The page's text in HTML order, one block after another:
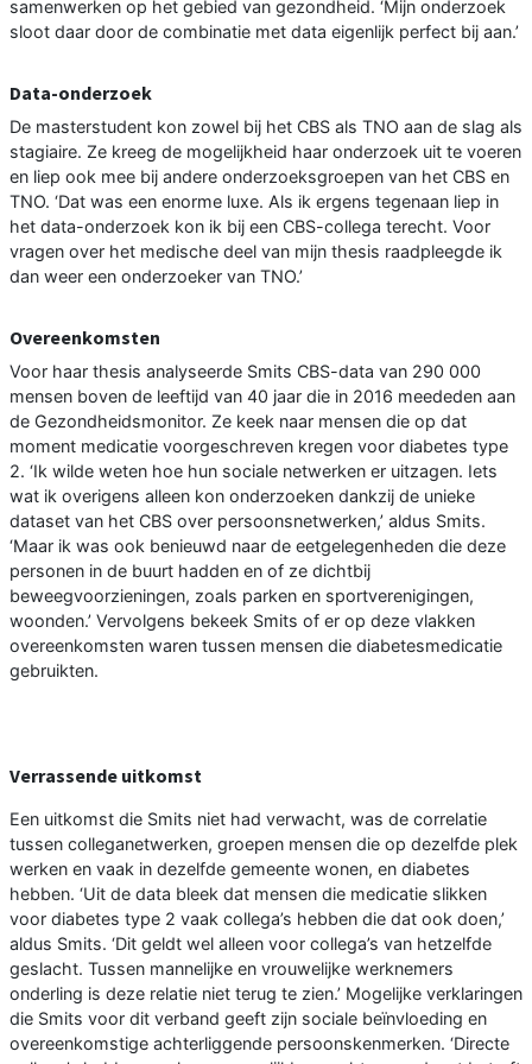
samenwerken op het gebied van gezondheid. ‘Mijn onderzoek
sloot daar door de combinatie met data eigenlijk perfect bij aan.’
Data-onderzoek
De masterstudent kon zowel bij het CBS als TNO aan de slag als
stagiaire. Ze kreeg de mogelijkheid haar onderzoek uit te voeren
en liep ook mee bij andere onderzoeksgroepen van het CBS en
TNO. ‘Dat was een enorme luxe. Als ik ergens tegenaan liep in
het data-onderzoek kon ik bij een CBS-collega terecht. Voor
vragen over het medische deel van mijn thesis raadpleegde ik
dan weer een onderzoeker van TNO.’
Overeenkomsten
Voor haar thesis analyseerde Smits CBS-data van 290 000
mensen boven de leeftijd van 40 jaar die in 2016 meededen aan
de Gezondheidsmonitor. Ze keek naar mensen die op dat
moment medicatie voorgeschreven kregen voor diabetes type
2. ‘Ik wilde weten hoe hun sociale netwerken er uitzagen. Iets
wat ik overigens alleen kon onderzoeken dankzij de unieke
dataset van het CBS over persoonsnetwerken,’ aldus Smits.
‘Maar ik was ook benieuwd naar de eetgelegenheden die deze
personen in de buurt hadden en of ze dichtbij
beweegvoorzieningen, zoals parken en sportverenigingen,
woonden.’ Vervolgens bekeek Smits of er op deze vlakken
overeenkomsten waren tussen mensen die diabetesmedicatie
gebruikten.
Verrassende uitkomst
Een uitkomst die Smits niet had verwacht, was de correlatie
tussen colleganetwerken, groepen mensen die op dezelfde plek
werken en vaak in dezelfde gemeente wonen, en diabetes
hebben. ‘Uit de data bleek dat mensen die medicatie slikken
voor diabetes type 2 vaak collega’s hebben die dat ook doen,’
aldus Smits. ‘Dit geldt wel alleen voor collega’s van hetzelfde
geslacht. Tussen mannelijke en vrouwelijke werknemers
onderling is deze relatie niet terug te zien.’ Mogelijke verklaringen
die Smits voor dit verband geeft zijn sociale beïnvloeding en
overeenkomstige achterliggende persoonskenmerken. ‘Directe